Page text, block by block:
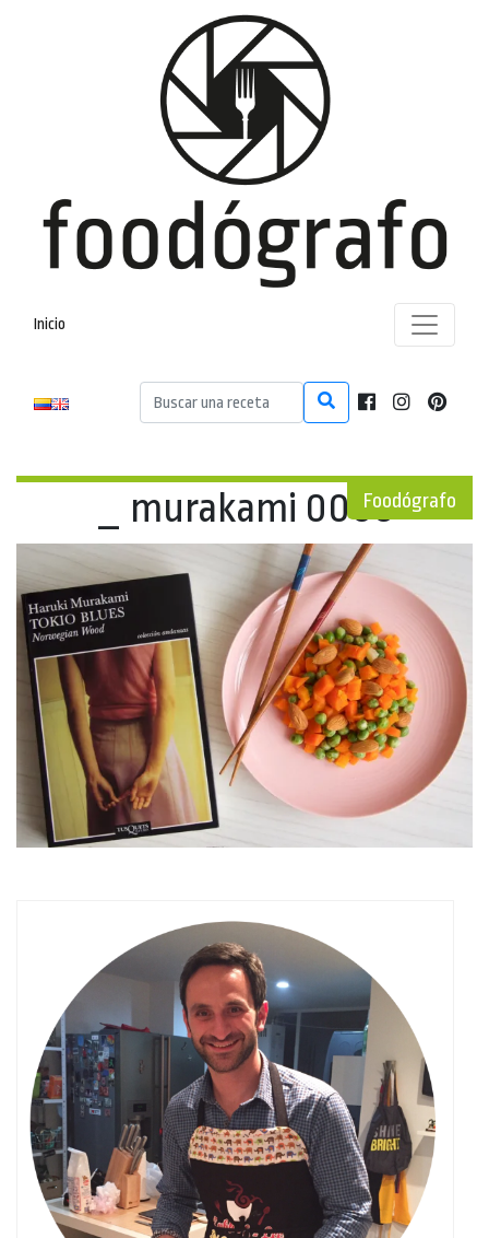
Inicio
Foodógrafo
_ murakami 0006